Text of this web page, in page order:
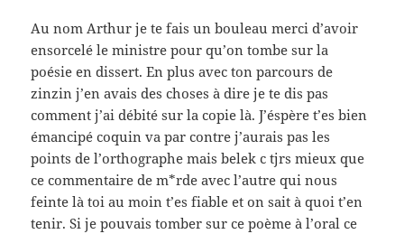
Au nom Arthur je te fais un bouleau merci d’avoir
ensorcelé le ministre pour qu’on tombe sur la
poésie en dissert. En plus avec ton parcours de
zinzin j’en avais des choses à dire je te dis pas
comment j’ai débité sur la copie là. J’éspère t’es bien
émancipé coquin va par contre j’aurais pas les
points de l’orthographe mais belek c tjrs mieux que
ce commentaire de m*rde avec l’autre qui nous
feinte là toi au moin t’es fiable et on sait à quoi t’en
tenir. Si je pouvais tomber sur ce poème à l’oral ce